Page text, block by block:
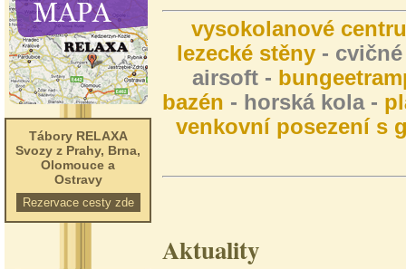
vysokolanové
lezecké stěny -
airsoft -
bazén - horská kola -
venkovní posezení s
Aktuality
Tábory RELAXA
Svozy z Prahy, Brna,
Olomouce a
Ostravy
Rezervace cesty zde